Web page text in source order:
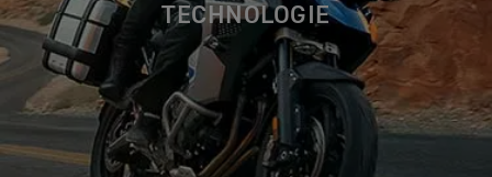
TECHNOLOGIE